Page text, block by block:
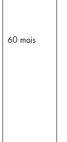
60 mois